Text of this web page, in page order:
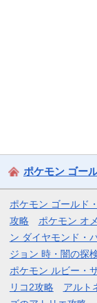
ポケモン ゴー
ポケモン ゴールド
攻略
ポケモン オ
ン ダイヤモンド・
ジョン 時・闇の探
ポケモン ルビー・
リコ2攻略
アルト